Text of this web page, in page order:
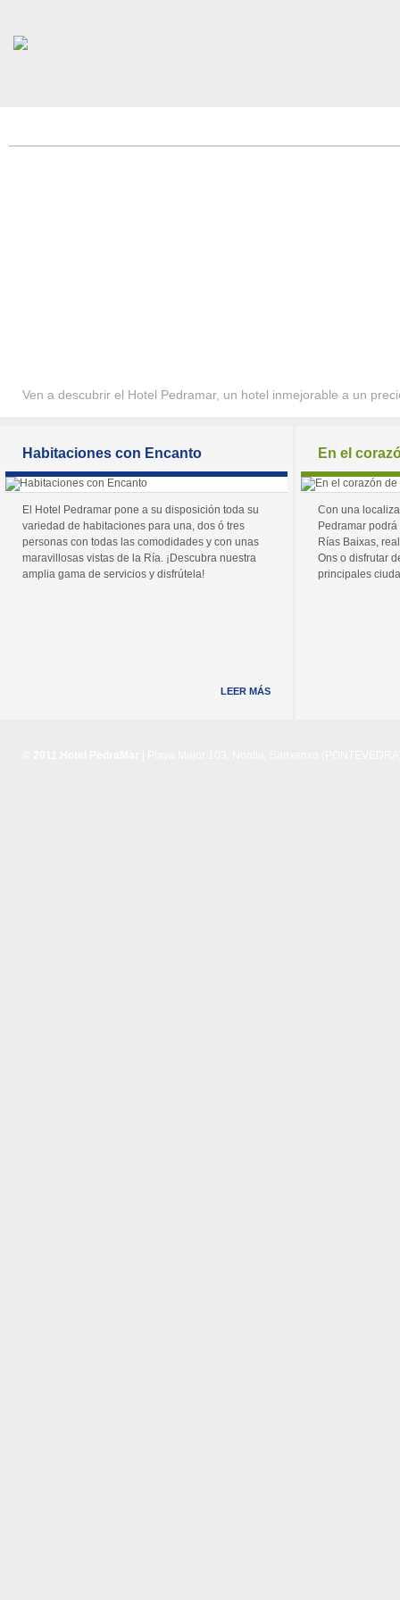
Ven a descubrir el Hotel Pedramar, un hotel inmejorable a un
Habitaciones con Encanto
El Hotel Pedramar pone a su disposición toda su
variedad de habitaciones para una, dos ó tres
personas con todas las comodidades y con unas
maravillosas vistas de la Ría. ¡Descubra nuestra
amplia gama de servicios y disfrútela!
LEER MÁS
En el
Con una
Pedramar
Rías Baixas,
Ons o disfrutar
principales